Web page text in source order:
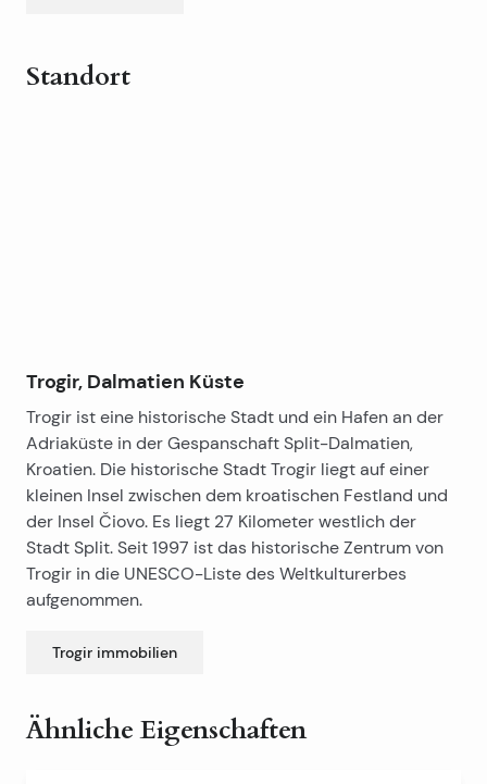
Badezimmer, Toilette, auf dem Land von 400 m2.
Standort
Trogir, Dalmatien Küste
Trogir ist eine historische Stadt und ein Hafen an der
Adriaküste in der Gespanschaft Split-Dalmatien,
Kroatien. Die historische Stadt Trogir liegt auf einer
kleinen Insel zwischen dem kroatischen Festland und
der Insel Čiovo. Es liegt 27 Kilometer westlich der
Stadt Split. Seit 1997 ist das historische Zentrum von
Trogir in die UNESCO-Liste des Weltkulturerbes
aufgenommen.
Trogir immobilien
Ähnliche Eigenschaften